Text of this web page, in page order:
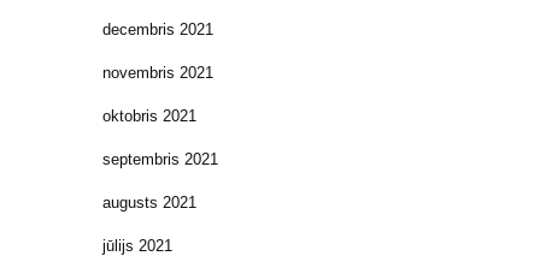
decembris 2021
novembris 2021
oktobris 2021
septembris 2021
augusts 2021
jūlijs 2021